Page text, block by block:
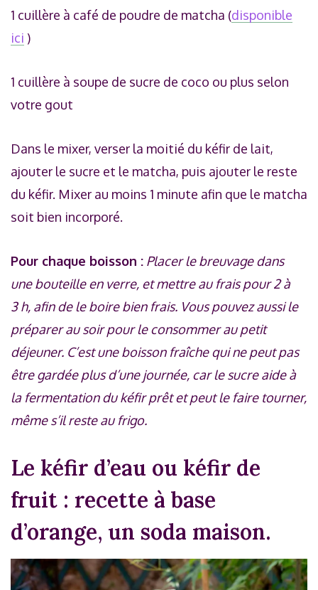
1 cuillère à café de poudre de matcha (disponible
ici )
1 cuillère à soupe de sucre de coco ou plus selon
votre gout
Dans le mixer, verser la moitié du kéfir de lait,
ajouter le sucre et le matcha, puis ajouter le reste
du kéfir. Mixer au moins 1 minute afin que le matcha
soit bien incorporé.
Pour chaque boisson : Placer le breuvage dans
une bouteille en verre, et mettre au frais pour 2 à
3 h, afin de le boire bien frais. Vous pouvez aussi le
préparer au soir pour le consommer au petit
déjeuner. C’est une boisson fraîche qui ne peut pas
être gardée plus d’une journée, car le sucre aide à
la fermentation du kéfir prêt et peut le faire tourner,
même s’il reste au frigo.
Le kéfir d’eau ou kéfir de
fruit : recette à base
d’orange, un soda maison.